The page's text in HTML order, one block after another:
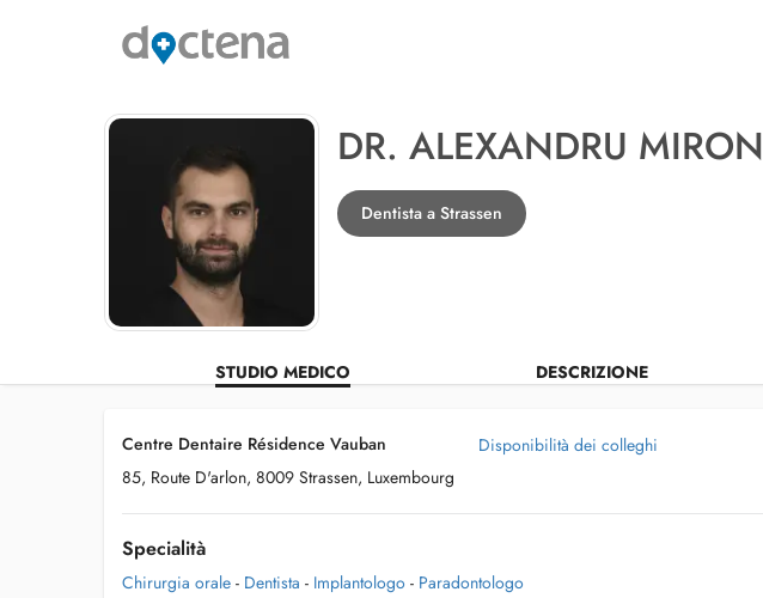
DR. ALEXANDRU MIRON
Dentista a Strassen
STUDIO MEDICO DESCRIZIONE
Centre Dentaire Résidence Vauban
85, Route D'arlon, 8009 Strassen, Luxembourg
Disponibilità dei colleghi
Specialità
Chirurgia orale - Dentista - Implantologo - Paradontologo